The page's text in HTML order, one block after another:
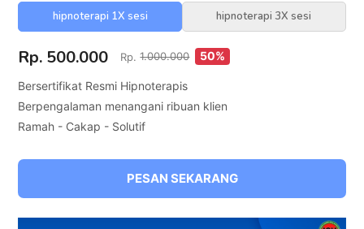
hipnoterapi 1X sesi hipnoterapi 3X sesi
Rp. 500.000 Rp.1.000.000 50%
Bersertifikat Resmi Hipnoterapis
Berpengalaman menangani ribuan klien
Ramah - Cakap - Solutif
PESAN SEKARANG